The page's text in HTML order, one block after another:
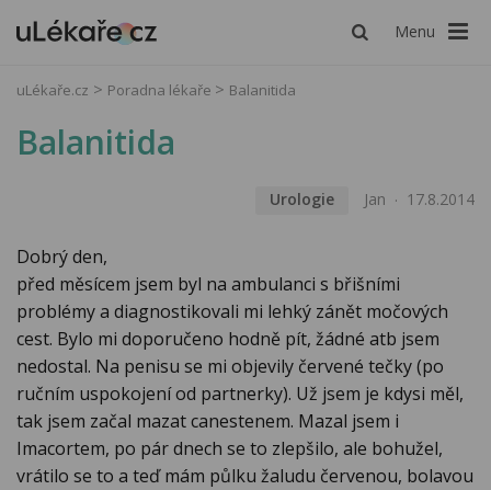
Menu
uLékaře.cz Poradna lékaře Balanitida
Balanitida
Urologie Jan 17.8.2014
Dobrý den,
před měsícem jsem byl na ambulanci s břišními
problémy a diagnostikovali mi lehký zánět močových
cest. Bylo mi doporučeno hodně pít, žádné atb jsem
nedostal. Na penisu se mi objevily červené tečky (po
ručním uspokojení od partnerky). Už jsem je kdysi měl,
tak jsem začal mazat canestenem. Mazal jsem i
Imacortem, po pár dnech se to zlepšilo, ale bohužel,
vrátilo se to a teď mám půlku žaludu červenou, bolavou